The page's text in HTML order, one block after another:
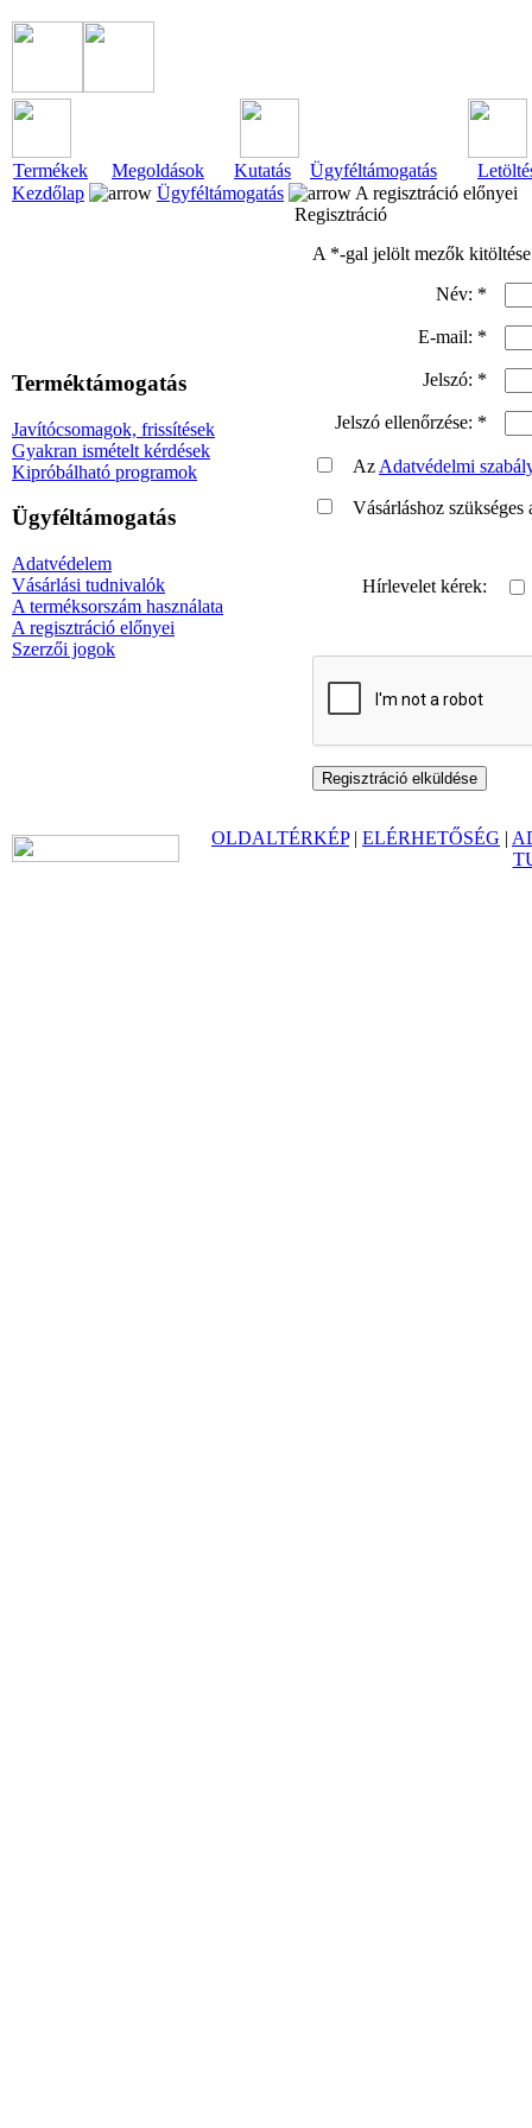
Termékek Megoldások Kutatás Ügyféltámogatás
Kezdőlap
Ügyféltámogatás A regisztráció előnyei
Terméktámogatás
Javítócsomagok, frissítések
Gyakran ismételt kérdések
Kipróbálható programok
Ügyféltámogatás
Adatvédelem
Vásárlási tudnivalók
A terméksorszám használata
A regisztráció előnyei
Szerzői jogok
Regisztráció
A *-gal jelölt mezők
Név: *
E-mail: *
Jelszó: *
Jelszó ellenőrzése: *
Az Adatvédelmi
Vásárláshoz
Hírlevelet kérek:
OLDALTÉRKÉP| ELÉRHETŐSÉG |